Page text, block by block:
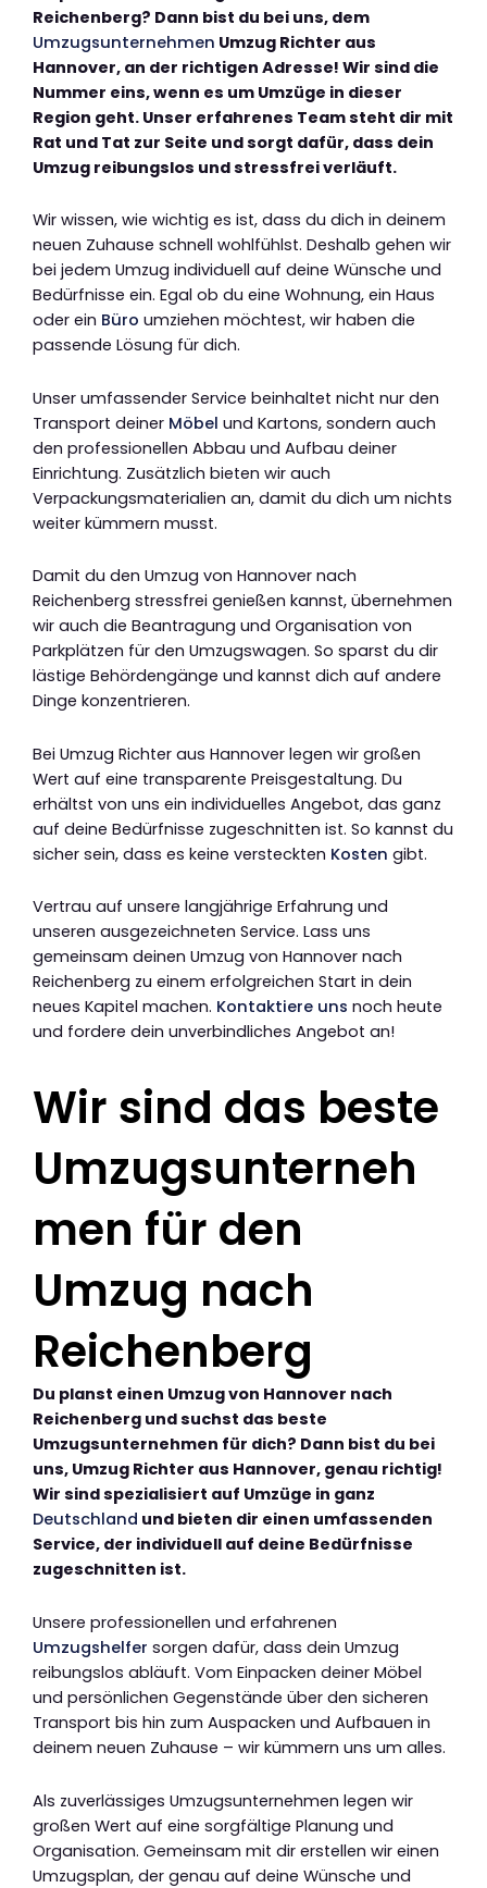
Reichenberg? Dann bist du bei uns, dem
Umzugsunternehmen Umzug Richter aus
Hannover, an der richtigen Adresse! Wir sind die
Nummer eins, wenn es um Umzüge in dieser
Region geht. Unser erfahrenes Team steht dir mit
Rat und Tat zur Seite und sorgt dafür, dass dein
Umzug reibungslos und stressfrei verläuft.
Wir wissen, wie wichtig es ist, dass du dich in deinem
neuen Zuhause schnell wohlfühlst. Deshalb gehen wir
bei jedem Umzug individuell auf deine Wünsche und
Bedürfnisse ein. Egal ob du eine Wohnung, ein Haus
oder ein Büro umziehen möchtest, wir haben die
passende Lösung für dich.
Unser umfassender Service beinhaltet nicht nur den
Transport deiner Möbel und Kartons, sondern auch
den professionellen Abbau und Aufbau deiner
Einrichtung. Zusätzlich bieten wir auch
Verpackungsmaterialien an, damit du dich um nichts
weiter kümmern musst.
Damit du den Umzug von Hannover nach
Reichenberg stressfrei genießen kannst, übernehmen
wir auch die Beantragung und Organisation von
Parkplätzen für den Umzugswagen. So sparst du dir
lästige Behördengänge und kannst dich auf andere
Dinge konzentrieren.
Bei Umzug Richter aus Hannover legen wir großen
Wert auf eine transparente Preisgestaltung. Du
erhältst von uns ein individuelles Angebot, das ganz
auf deine Bedürfnisse zugeschnitten ist. So kannst du
sicher sein, dass es keine versteckten Kosten gibt.
Vertrau auf unsere langjährige Erfahrung und
unseren ausgezeichneten Service. Lass uns
gemeinsam deinen Umzug von Hannover nach
Reichenberg zu einem erfolgreichen Start in dein
neues Kapitel machen. Kontaktiere uns noch heute
und fordere dein unverbindliches Angebot an!
Wir sind das beste
Umzugsunterneh
men für den
Umzug nach
Reichenberg
Du planst einen Umzug von Hannover nach
Reichenberg und suchst das beste
Umzugsunternehmen für dich? Dann bist du bei
uns, Umzug Richter aus Hannover, genau richtig!
Wir sind spezialisiert auf Umzüge in ganz
Deutschland und bieten dir einen umfassenden
Service, der individuell auf deine Bedürfnisse
zugeschnitten ist.
Unsere professionellen und erfahrenen
Umzugshelfer sorgen dafür, dass dein Umzug
reibungslos abläuft. Vom Einpacken deiner Möbel
und persönlichen Gegenstände über den sicheren
Transport bis hin zum Auspacken und Aufbauen in
deinem neuen Zuhause – wir kümmern uns um alles.
Als zuverlässiges Umzugsunternehmen legen wir
großen Wert auf eine sorgfältige Planung und
Organisation. Gemeinsam mit dir erstellen wir einen
Umzugsplan, der genau auf deine Wünsche und